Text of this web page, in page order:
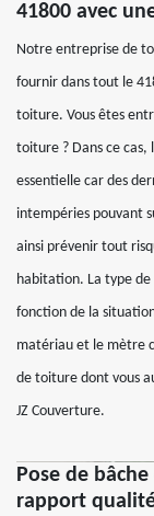
41800 avec
Notre entreprise de
fournir dans tout le
toiture. Vous êtes
toiture ? Dans ce
essentielle car des
intempéries pouvant
ainsi prévenir tout
habitation. La type
fonction de la
matériau et le mètre
de toiture dont vous
JZ Couverture.
Pose de
rapport